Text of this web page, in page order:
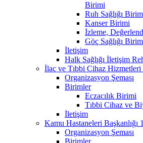
Birimi
Ruh Sağlığı
Kanser Birimi
İzleme,
Göç Sağlığı
İletişim
Halk Sağlığı İletişim
İlaç ve Tıbbi Cihaz Hizmetleri
Organizasyon Şeması
Birimler
Eczacılık Birimi
Tıbbi Cihaz ve
İletişim
Kamu Hastaneleri Başkanlığı 1
Organizasyon Şeması
Birimler